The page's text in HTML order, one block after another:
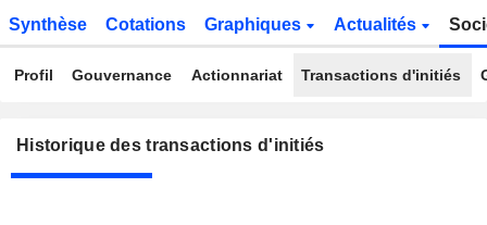
Synthèse Cotations Graphiques Actualités
Profil Gouvernance Actionnariat Transactions d'initiés
Historique des transactions d'initiés